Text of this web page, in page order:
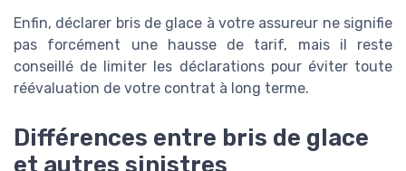
Enfin, déclarer bris de glace à votre assureur ne signifie
pas forcément une hausse de tarif, mais il reste
conseillé de limiter les déclarations pour éviter toute
réévaluation de votre contrat à long terme.
Différences entre bris de glace
et autres sinistres